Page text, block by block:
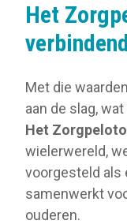
Het
Met die
aan de slag,
Het
wielerwereld,
voorgesteld als
samenwerkt
ouderen.